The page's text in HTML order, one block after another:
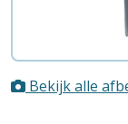
Bekijk alle